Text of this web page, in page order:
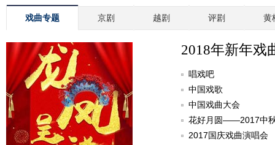
戏曲专题 京剧 越剧 评剧 黄
2018年新年戏
唱戏吧
中国戏歌
中国戏曲大会
花好月圆——2017中
2017国庆戏曲演唱会